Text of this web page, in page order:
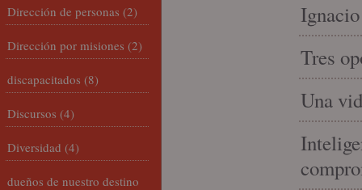
Tres
Una
Dirección de personas (2)
Dirección por misiones (2)
discapacitados (8)
Discursos (4)
Diversidad (4)
dueños de nuestro destino